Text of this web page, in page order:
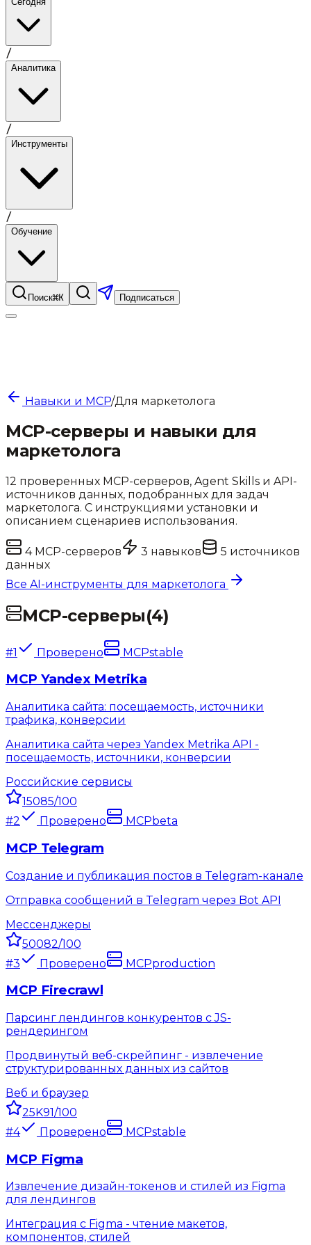
/
Аналитика
/
Инструменты
/
Обучение
Поиск⌘K Подписаться
Навыки и MCP/Для маркетолога
MCP-серверы и навыки для
маркетолога
12 проверенных MCP-серверов, Agent Skills и API-
источников данных, подобранных для задач
маркетолога. С инструкциями установки и
описанием сценариев использования.
4MCP-серверов 3 навыков 5 источников
данных
Все AI-инструменты для маркетолога
MCP-серверы(4)
#1 Проверено MCPstable
MCP Yandex Metrika
Аналитика сайта: посещаемость, источники
трафика, конверсии
Аналитика сайта через Yandex Metrika API -
посещаемость, источники, конверсии
Российские сервисы
15085/100
#2 Проверено MCPbeta
MCP Telegram
Создание и публикация постов в Telegram-канале
Отправка сообщений в Telegram через Bot API
Мессенджеры
50082/100
#3 Проверено MCPproduction
MCP Firecrawl
Парсинг лендингов конкурентов с JS-
рендерингом
Продвинутый веб-скрейпинг - извлечение
структурированных данных из сайтов
Веб и браузер
25K91/100
#4 Проверено MCPstable
MCP Figma
Извлечение дизайн-токенов и стилей из Figma
для лендингов
Интеграция с Figma - чтение макетов,
компонентов, стилей